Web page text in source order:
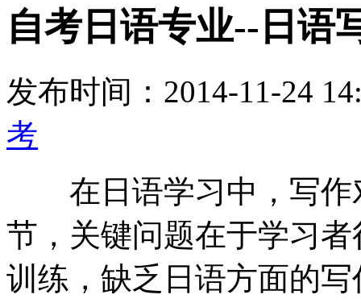
自考日语专业--日语
发布时间：2014-11-24
考
在日语学习中，写作
节，关键问题在于学习
训练，缺乏日语方面的